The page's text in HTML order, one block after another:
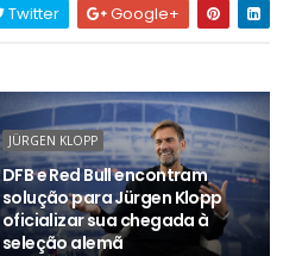
Twitter Google+
JÜRGEN KLOPP
DFB e Red Bull encontram
solução para Jürgen Klopp
oficializar sua chegada à
seleção alemã